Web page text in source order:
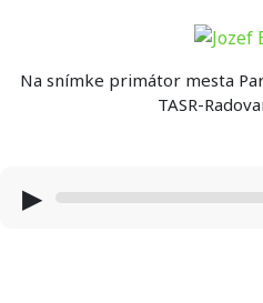
Na snímke primátor mesta
TASR-
▶